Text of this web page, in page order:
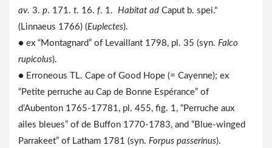
av. 3. p. 171. t. 16. f. 1. Habitat ad Caput b. spei."
(Linnaeus 1766) (Euplectes).
● ex “Montagnard” of Levaillant 1798, pl. 35 (syn. Falco
rupicolus).
● Erroneous TL. Cape of Good Hope (= Cayenne); ex
“Petite perruche au Cap de Bonne Espérance” of
d’Aubenton 1765-17781, pl. 455, fig. 1, “Perruche aux
ailes bleues” of de Buffon 1770-1783, and “Blue-winged
Parrakeet” of Latham 1781 (syn. Forpus passerinus).